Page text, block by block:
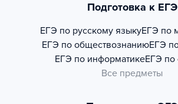
Подготовка к ЕГЭ
ЕГЭ по русскому языкуЕГЭ по
ЕГЭ по обществознаниюЕГЭ
ЕГЭ по информатикеЕГЭ по
Все предметы